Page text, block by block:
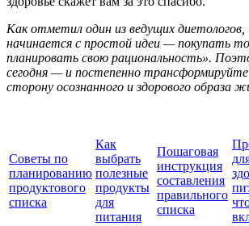
Как отметил один из ведущих
начинается с простой идеи — покупать
планировать свою рациональность».
сегодня — и постепенно трансформируйте
сторону осознанного и здорового образа
Советы по
планированию
продуктового
списка
Как
выбрать
полезные
продукты
для
питания
Пошаговая
инструкция
составления
правильного
списка